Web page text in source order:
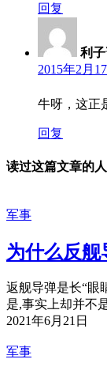
回复
利子
2015年2月
牛呀，这正
回复
读过这篇文章的
军事
为什么反舰
返舰导弹是长“眼
是,事实上却并不
2021年6月21日
军事